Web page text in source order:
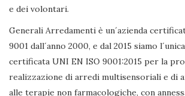
e dei volontari.
Generali Arredamenti è un´azienda
9001 dall´anno 2000, e dal 2015 siamo
certificata UNI EN ISO 9001:2015 per la
realizzazione di arredi multisensoriali e di
alle terapie non farmacologiche, con